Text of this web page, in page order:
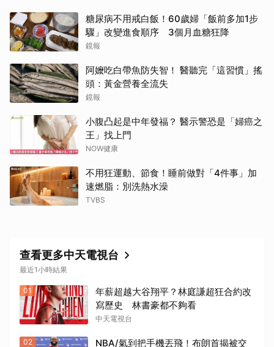
糖尿病不用戒白飯！60歲婦「飯前多加1步
驟」改變進食順序 3個月血糖狂降
鏡報
阿嬤吃白帶魚防失智！ 醫聽完「這習慣」搖
頭：黃金營養全流失
鏡報
小腹凸起是中年發福？ 醫示警恐是「婦癌之
王」找上門
NOW健康
不用狂運動、節食！睡前做對「4件事」加
速燃脂：別洗熱水澡
TVBS
查看更多中天電視台
最近1小時結果
01
年薪超越大谷翔平？林庭謙超狂合約改
寫歷史 林書豪都不夠看
中天電視台
02
NBA/氣到把手機丟飛！布朗首揭被交